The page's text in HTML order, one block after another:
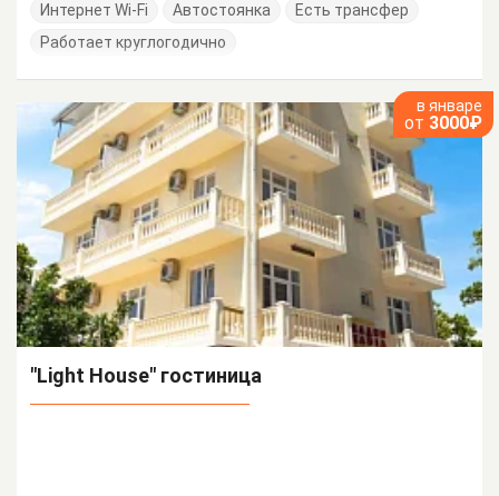
Интернет Wi-Fi Автостоянка
Есть трансфер
Работает круглогодично
в январе
от 3000₽
"Light House" гостиница